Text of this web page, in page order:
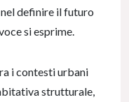
definire il futuro
si esprime.
i contesti urbani
strutturale,